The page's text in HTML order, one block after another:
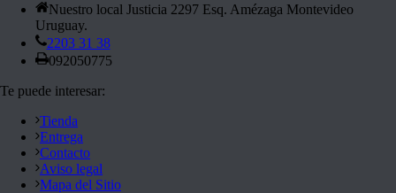
Nuestro local Justicia 2297 Esq. Amézaga Montevideo
Uruguay.
2203 31 38
092050775
Te puede interesar:
Tienda
Entrega
Contacto
Aviso legal
Mapa del Sitio